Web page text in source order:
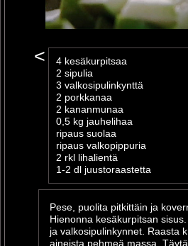
<
4 kesäkurpitsaa
2 sipulia
3 valkosipulinkynttä
2 porkkanaa
2 kananmunaa
0,5 kg jauhelihaa
ripaus suolaa
ripaus valkopippuria
2 rkl lihalientä
1-2 dl juustoraastetta
Pese, puolita pitkittäin ja
Hienonna kesäkurpitsan
ja valkosipulinkynnet. Raasta
aineista pehmeä massa.